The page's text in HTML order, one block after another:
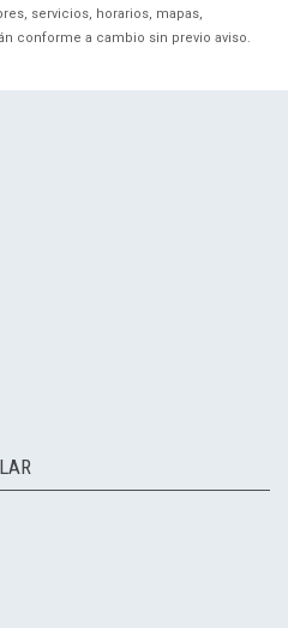
servicios, horarios, mapas,
conforme a cambio sin previo aviso.